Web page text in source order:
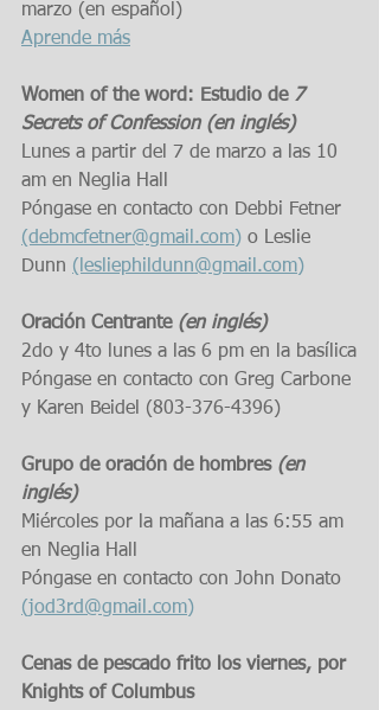
marzo (en español)
Aprende más
Women of the word: Estudio de 7
Secrets of Confession (en inglés)
Lunes a partir del 7 de marzo a las 10
am en Neglia Hall
Póngase en contacto con Debbi Fetner
(debmcfetner@gmail.com) o Leslie
Dunn (lesliephildunn@gmail.com)
Oración Centrante (en inglés)
2do y 4to lunes a las 6 pm en la basílica
Póngase en contacto con Greg Carbone
y Karen Beidel (803-376-4396)
Grupo de oración de hombres (en
inglés)
Miércoles por la mañana a las 6:55 am
en Neglia Hall
Póngase en contacto con John Donato
(jod3rd@gmail.com)
Cenas de pescado frito los viernes, por
Knights of Columbus